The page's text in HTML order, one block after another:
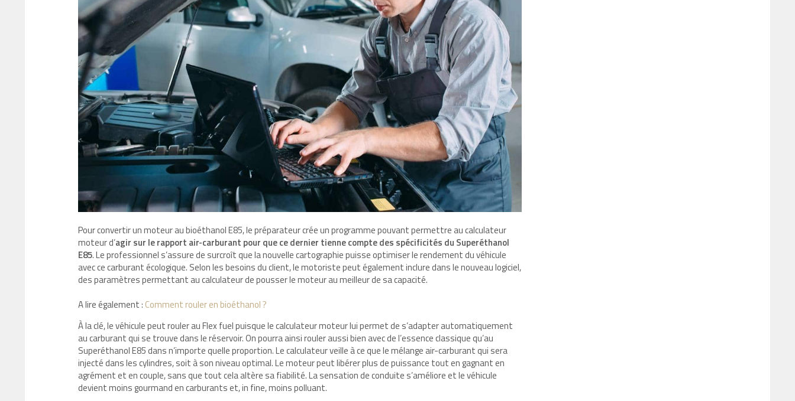
Pour convertir un moteur au bioéthanol E85, le préparateur crée un programme pouvant permettre au calculateur
moteur d’agir sur le rapport air-carburant pour que ce dernier tienne compte des spécificités du Superéthanol
E85. Le professionnel s’assure de surcroît que la nouvelle cartographie puisse optimiser le rendement du véhicule
avec ce carburant écologique. Selon les besoins du client, le motoriste peut également inclure dans le nouveau logiciel,
des paramètres permettant au calculateur de pousser le moteur au meilleur de sa capacité.
A lire également : Comment rouler en bioéthanol ?
À la clé, le véhicule peut rouler au Flex fuel puisque le calculateur moteur lui permet de s’adapter automatiquement
au carburant qui se trouve dans le réservoir. On pourra ainsi rouler aussi bien avec de l’essence classique qu’au
Superéthanol E85 dans n’importe quelle proportion. Le calculateur veille à ce que le mélange air-carburant qui sera
injecté dans les cylindres, soit à son niveau optimal. Le moteur peut libérer plus de puissance tout en gagnant en
agrément et en couple, sans que tout cela altère sa fiabilité. La sensation de conduite s’améliore et le véhicule
devient moins gourmand en carburants et, in fine, moins polluant.